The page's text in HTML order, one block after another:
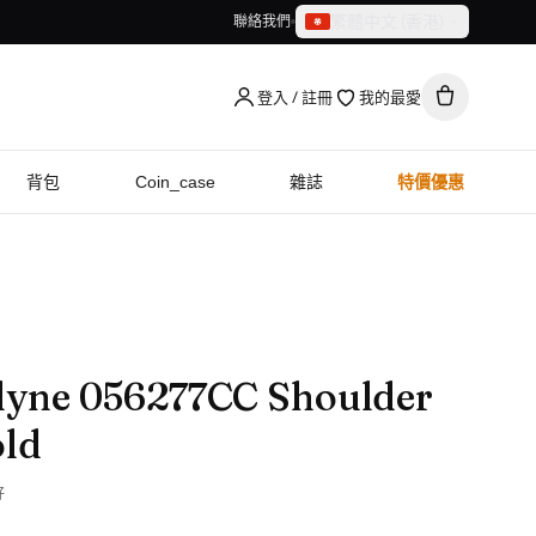
聯絡我們
繁體中文（香港）
登入 / 註冊 我的最愛
背包 Coin_case 雜誌 特價優惠
056277CC Shoulder